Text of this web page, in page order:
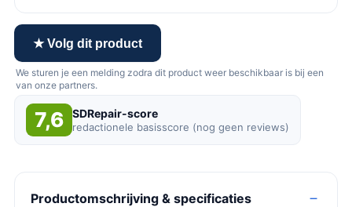
★ Volg dit product
We sturen je een melding zodra dit product weer beschikbaar is bij een
van onze partners.
7,6 SDRepair-score
redactionele basisscore (nog geen reviews)
Productomschrijving & specificaties